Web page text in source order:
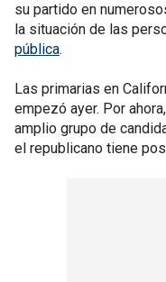
su partido en
la situación de las
pública.
Las primarias en
empezó ayer. Por
amplio grupo de
el republicano tiene